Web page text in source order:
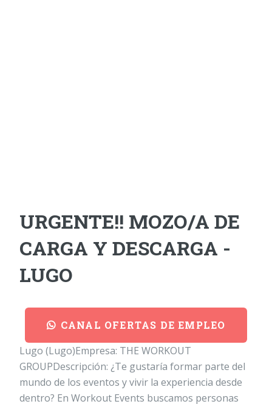
URGENTE!! MOZO/A DE
CARGA Y DESCARGA -
LUGO
CANAL OFERTAS DE EMPLEO
Lugo (Lugo)Empresa: THE WORKOUT
GROUPDescripción: ¿Te gustaría formar parte del
mundo de los eventos y vivir la experiencia desde
dentro? En Workout Events buscamos personas